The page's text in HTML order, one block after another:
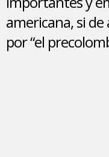
americana, si
por “el